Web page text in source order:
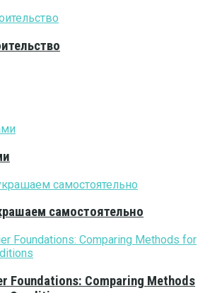
самостоятельно
Foundations: Comparing Methods